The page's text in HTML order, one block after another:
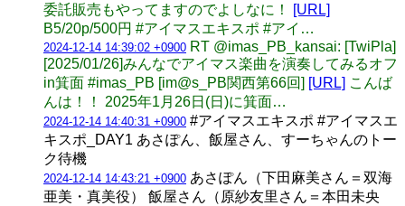
委託販売もやってますのでよしなに！
[URL]
B5/20p/500円 #アイマスエキスポ #アイ…
2024-12-14 14:39:02 +0900 RT @imas_PB_kansai: [TwiPla]
[2025/01/26]みんなでアイマス楽曲を演奏してみるオフ
in箕面 #imas_PB [im@s_PB関西第66回] [URL] こんば
んは！！ 2025年1月26日(日)に箕面…
2024-12-14 14:40:31 +0900 #アイマスエキスポ #アイマスエ
キスポ_DAY1 あさぽん、飯屋さん、すーちゃんのトー
ク待機
2024-12-14 14:43:21 +0900 あさぽん（下田麻美さん＝双海
亜美・真美役） 飯屋さん（原紗友里さん＝本田未央